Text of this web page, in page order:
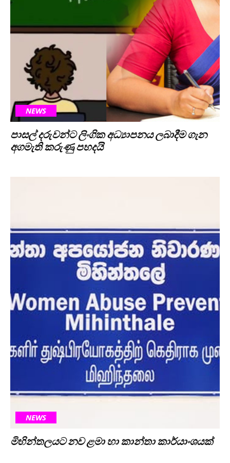
NEWS
පාසල් දරුවන්ට ලිංගික අධ්‍යාපනය ලබාදීම ගැන
අගමැති කරුණු පහදයි
NEWS
මිහින්තලයට නව ළමා හා කාන්තා කාර්යාංශයක්